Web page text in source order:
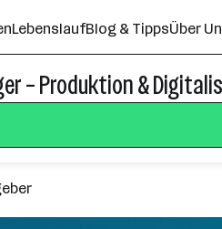
LebenslaufBlog & TippsÜber
– Produktion &